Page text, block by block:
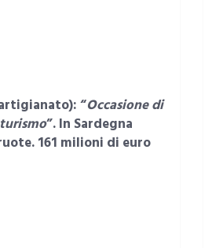
“Occasione di
”. In Sardegna
161 milioni di euro